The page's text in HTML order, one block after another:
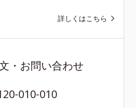
詳しくはこちら
・お問い合わせ
010-010